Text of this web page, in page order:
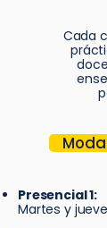
Cada
Presencial 1:
Martes y